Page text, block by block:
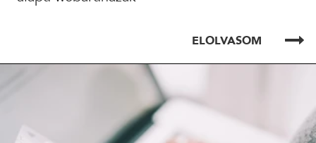
ELOLVASOM